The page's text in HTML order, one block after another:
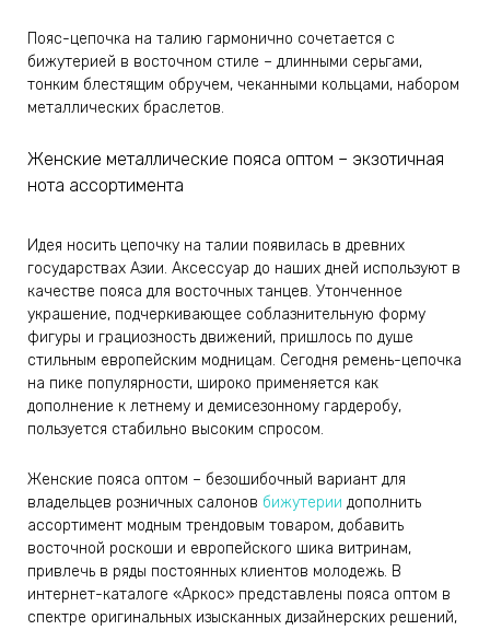
Пояс-цепочка на талию гармонично сочетается с
бижутерией в восточном стиле – длинными серьгами,
тонким блестящим обручем, чеканными кольцами, набором
металлических браслетов.
Женские металлические пояса оптом – экзотичная
нота ассортимента
Идея носить цепочку на талии появилась в древних
государствах Азии. Аксессуар до наших дней используют в
качестве пояса для восточных танцев. Утонченное
украшение, подчеркивающее соблазнительную форму
фигуры и грациозность движений, пришлось по душе
стильным европейским модницам. Сегодня ремень-цепочка
на пике популярности, широко применяется как
дополнение к летнему и демисезонному гардеробу,
пользуется стабильно высоким спросом.
Женские пояса оптом – безошибочный вариант для
владельцев розничных салонов бижутерии дополнить
ассортимент модным трендовым товаром, добавить
восточной роскоши и европейского шика витринам,
привлечь в ряды постоянных клиентов молодежь. В
интернет-каталоге «Аркос» представлены пояса оптом в
спектре оригинальных изысканных дизайнерских решений,